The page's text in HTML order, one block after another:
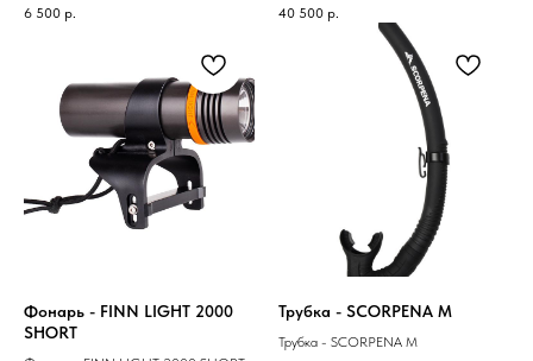
6 500 р. 40 500 р.
Фонарь - FINN LIGHT 2000
SHORT
Трубка - SCORPENA M
Трубка - SCORPENA M